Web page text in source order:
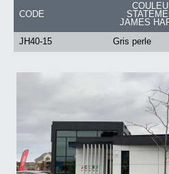
CODE
JAMES
JH40-15 Gris perle